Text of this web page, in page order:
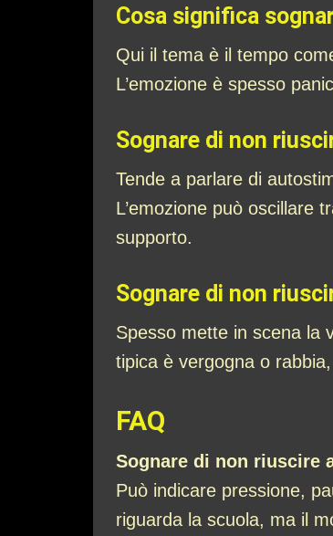
Cosa significa
Qui il tema è il tempo
L’emozione è spesso
Sognare di non
Tende a parlare di
L’emozione può oscillare
supporto.
Sognare di non
Spesso mette in scena la
tipica è vergogna o
FAQ
Sognare di non riuscire
Può indicare pressione,
riguarda la scuola, ma il